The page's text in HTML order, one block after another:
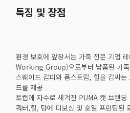
특징 및 장점
환경 보호에 앞장서는 가죽 전문 기업
Working Group)으로부터 납품된 가죽
스웨이드 갑피와 폼스트립, 힐을 감싸
드를 제공
토캡에 자수로 새겨진 PUMA 캣 브랜딩
쿼터,힐, 텅에 디보싱 및 호일 프린팅된